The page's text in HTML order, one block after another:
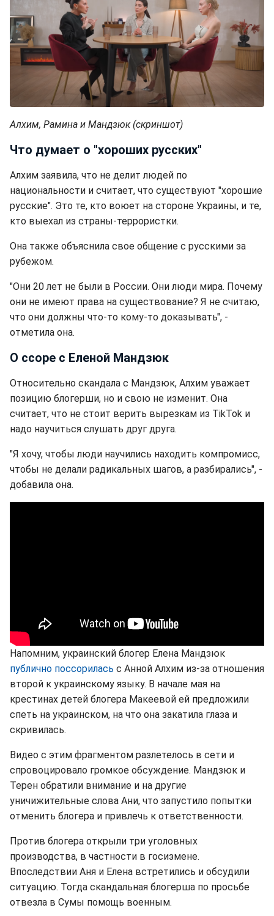
Алхим, Рамина и Мандзюк (скриншот)
Что думает о "хороших русских"
Алхим заявила, что не делит людей по
национальности и считает, что существуют "хорошие
русские". Это те, кто воюет на стороне Украины, и те,
кто выехал из страны-террористки.
Она также объяснила свое общение с русскими за
рубежом.
"Они 20 лет не были в России. Они люди мира. Почему
они не имеют права на существование? Я не считаю,
что они должны что-то кому-то доказывать", -
отметила она.
О ссоре с Еленой Мандзюк
Относительно скандала с Мандзюк, Алхим уважает
позицию блогерши, но и свою не изменит. Она
считает, что не стоит верить вырезкам из TikTok и
надо научиться слушать друг друга.
"Я хочу, чтобы люди научились находить компромисс,
чтобы не делали радикальных шагов, а разбирались", -
добавила она.
Напомним, украинский блогер Елена Мандзюк
публично поссорилась с Анной Алхим из-за отношения
второй к украинскому языку. В начале мая на
крестинах детей блогера Макеевой ей предложили
спеть на украинском, на что она закатила глаза и
скривилась.
Видео с этим фрагментом разлетелось в сети и
спровоцировало громкое обсуждение. Мандзюк и
Терен обратили внимание и на другие
уничижительные слова Ани, что запустило попытки
отменить блогера и привлечь к ответственности.
Против блогера открыли три уголовных
производства, в частности в госизмене.
Впоследствии Аня и Елена встретились и обсудили
ситуацию. Тогда скандальная блогерша по просьбе
отвезла в Сумы помощь военным.